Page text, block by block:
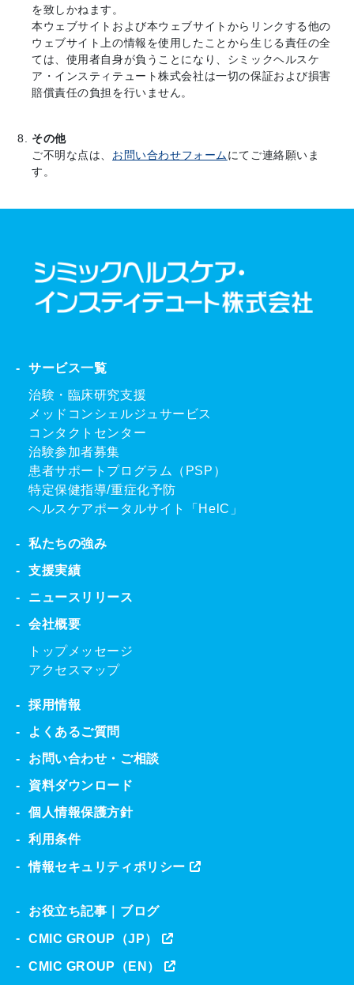
を致しかねます。
本ウェブサイトおよび本ウェブサイトからリンクする他の
ウェブサイト上の情報を使用したことから生じる責任の全
ては、使用者自身が負うことになり、シミックヘルスケ
ア・インスティテュート株式会社は一切の保証および損害
賠償責任の負担を行いません。
その他
ご不明な点は、 お問い合わせフォームにてご連絡願いま
す。
サービス一覧
治験・臨床研究支援
メッドコンシェルジュサービス
コンタクトセンター
治験参加者募集
患者サポートプログラム（PSP）
特定保健指導/重症化予防
ヘルスケアポータルサイト「HelC」
私たちの強み
支援実績
ニュースリリース
会社概要
トップメッセージ
アクセスマップ
採用情報
よくあるご質問
お問い合わせ・ご相談
資料ダウンロード
個人情報保護方針
利用条件
情報セキュリティポリシー
お役立ち記事｜ブログ
CMIC GROUP（JP）
CMIC GROUP（EN）